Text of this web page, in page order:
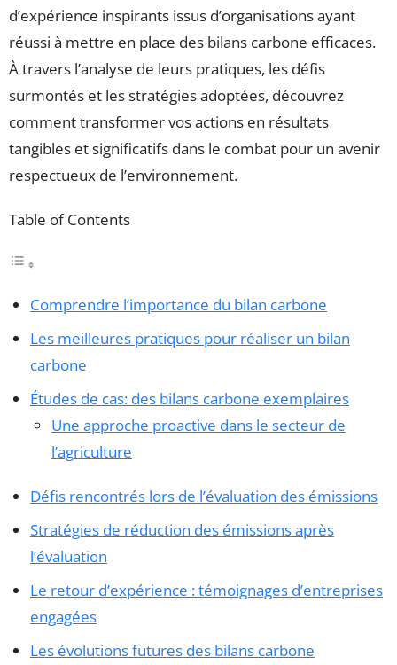
d’expérience inspirants issus d’organisations ayant
réussi à mettre en place des bilans carbone efficaces.
À travers l’analyse de leurs pratiques, les défis
surmontés et les stratégies adoptées, découvrez
comment transformer vos actions en résultats
tangibles et significatifs dans le combat pour un avenir
respectueux de l’environnement.
Table of Contents
Comprendre l’importance du bilan carbone
Les meilleures pratiques pour réaliser un bilan
carbone
Études de cas: des bilans carbone exemplaires
Une approche proactive dans le secteur de
l’agriculture
Défis rencontrés lors de l’évaluation des émissions
Stratégies de réduction des émissions après
l’évaluation
Le retour d’expérience : témoignages d’entreprises
engagées
Les évolutions futures des bilans carbone